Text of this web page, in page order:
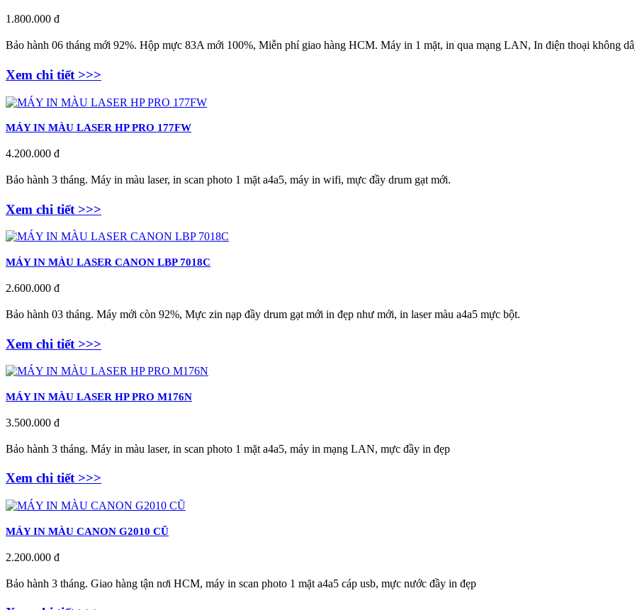
1.800.000 đ
Bảo hành 06 tháng mới 92%. Hộp mực 83A mới 100%, Miễn phí giao hàng HCM. Máy in 1 mặt, in qua mạng LAN, In điện thoại không
Xem chi tiết >>>
MÁY IN MÀU LASER HP PRO 177FW
4.200.000 đ
Bảo hành 3 tháng. Máy in màu laser, in scan photo 1 mặt a4a5, máy in wifi, mực đầy drum gạt mới.
Xem chi tiết >>>
MÁY IN MÀU LASER CANON LBP 7018C
2.600.000 đ
Bảo hành 03 tháng. Máy mới còn 92%, Mực zin nạp đầy drum gạt mới in đẹp như mới, in laser màu a4a5 mực bột.
Xem chi tiết >>>
MÁY IN MÀU LASER HP PRO M176N
3.500.000 đ
Bảo hành 3 tháng. Máy in màu laser, in scan photo 1 mặt a4a5, máy in mạng LAN, mực đầy in đẹp
Xem chi tiết >>>
MÁY IN MÀU CANON G2010 CŨ
2.200.000 đ
Bảo hành 3 tháng. Giao hàng tận nơi HCM, máy in scan photo 1 mặt a4a5 cáp usb, mực nước đầy in đẹp